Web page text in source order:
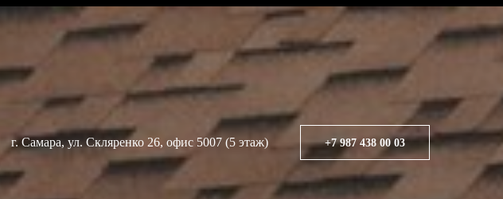
г. Самара, ул. Скляренко 26, офис 5007 (5 этаж) +7 987 438 00 03